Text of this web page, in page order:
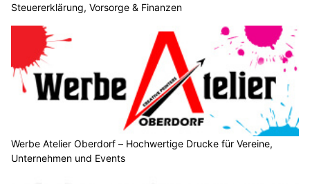
Steuererklärung, Vorsorge & Finanzen
Werbe Atelier Oberdorf – Hochwertige Drucke für Vereine,
Unternehmen und Events